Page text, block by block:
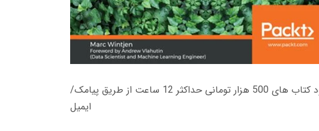
زمان تحویل کتاب های 600 هزار تومانی دانلود فوری از حساب کاربری می باشد، و زمان تحویل لینک دانلود کتاب های 500 هزار تومانی حداکثر 12 ساعت از طریق پیامک/
ایمیل